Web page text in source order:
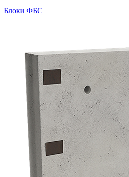
Блоки ФБС